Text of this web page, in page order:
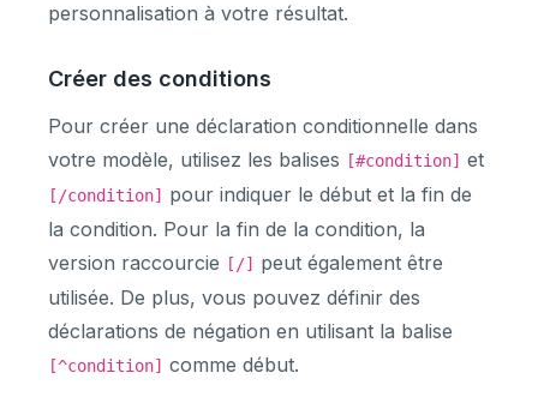
personnalisation à votre résultat.
Créer des conditions
Pour créer une déclaration conditionnelle dans
votre modèle, utilisez les balises
[#condition] et
[/condition]
pour indiquer le début et la fin de
la condition. Pour la fin de la condition, la
version raccourcie
[/]
peut également être
utilisée. De plus, vous pouvez définir des
déclarations de négation en utilisant la balise
[^condition] comme début.